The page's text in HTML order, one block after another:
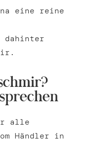
eine reine
dahinter
alle
Händler in